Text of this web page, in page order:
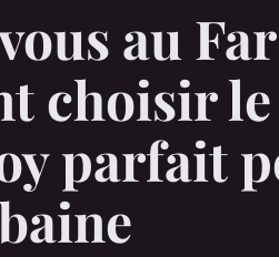
au
choisir
parfait